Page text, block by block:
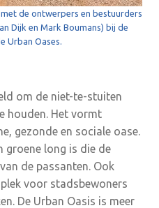
de ontwerpers en bestuurders
Dijk en Mark Boumans) bij de
Urban Oases.
om de niet-te-stuiten
houden. Het vormt
gezonde en sociale oase.
groene long is die de
de passanten. Ook
voor stadsbewoners
De Urban Oasis is meer